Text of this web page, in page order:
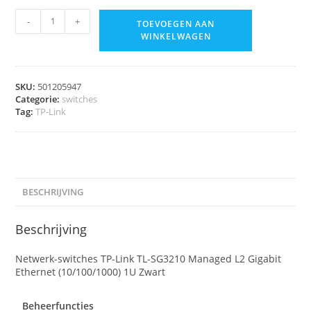
- +
TOEVOEGEN AAN
WINKELWAGEN
SKU: 501205947
Categorie: switches
Tag:TP-Link
BESCHRIJVING
Beschrijving
Netwerk-switches TP-Link TL-SG3210 Managed L2 Gigabit
Ethernet (10/100/1000) 1U Zwart
Beheerfuncties